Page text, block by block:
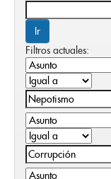
Filtros actuales: